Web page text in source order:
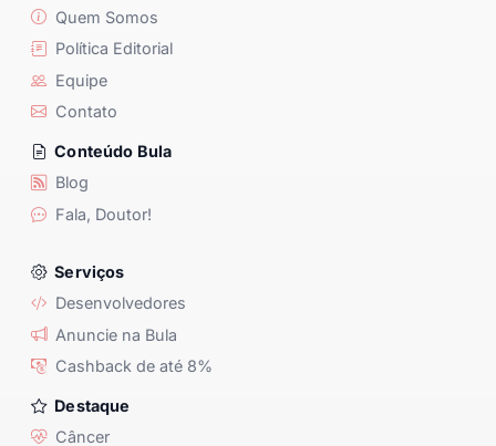
Quem Somos
Política Editorial
Equipe
Contato
Conteúdo Bula
Blog
Fala, Doutor!
Serviços
Desenvolvedores
Anuncie na Bula
Cashback de até 8%
Destaque
Câncer